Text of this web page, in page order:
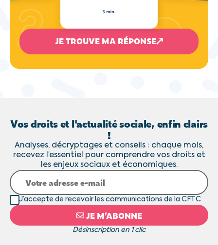
JE TROUVE MA RÉPONSE
Vos droits et l'actualité sociale, enfin clairs
!
Analyses, décryptages et conseils : chaque mois,
recevez l’essentiel pour comprendre vos droits et
les enjeux sociaux et économiques.
JE M’ABONNE
Désinscription en 1 clic
J’accepte de recevoir les communications de la CFTC